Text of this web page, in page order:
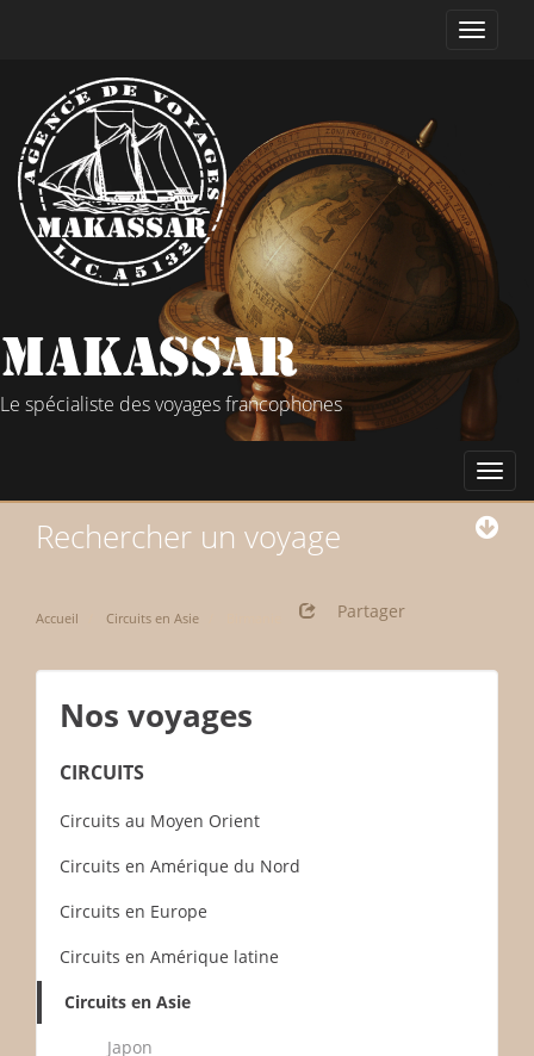
Le spécialiste des voyages francophones
Rechercher un voyage
Accueil Circuits en Asie Partager
Nos voyages
CIRCUITS
Circuits au Moyen Orient
Circuits en Amérique du Nord
Circuits en Europe
Circuits en Amérique latine
Circuits en Asie
Japon